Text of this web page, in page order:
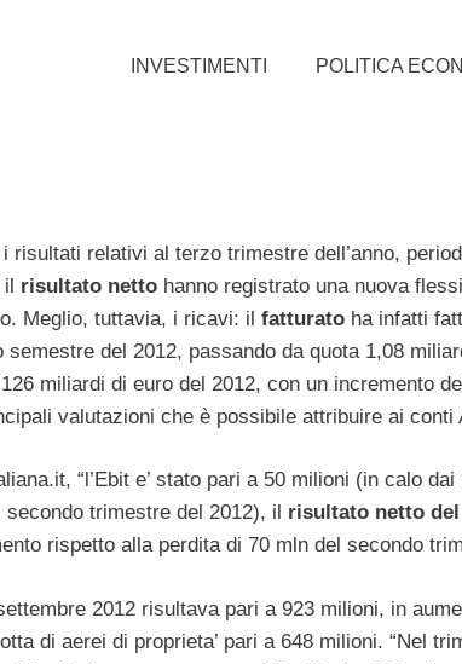
INVESTIMENTI POLITICA
risultati relativi al terzo trimestre dell’anno,
il risultato nettohanno registrato una nuova
Meglio, tuttavia, i ricavi: il fatturatoha infatti
del 2012, passando da quota 1,08
miliardi di euro del 2012, con un incremento
valutazioni che è possibile attribuire ai conti
“l’Ebit e’ stato pari a 50 milioni (in calo dai
trimestre del 2012), il risultato netto del
rispetto alla perdita di 70 mln del secondo
2012 risultava pari a 923 milioni, in
di aerei di proprieta’ pari a 648 milioni. “Nel